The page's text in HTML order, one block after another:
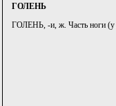
ГОЛЕНЬ
ГОЛЕНЬ, -и, ж. Часть ноги (у